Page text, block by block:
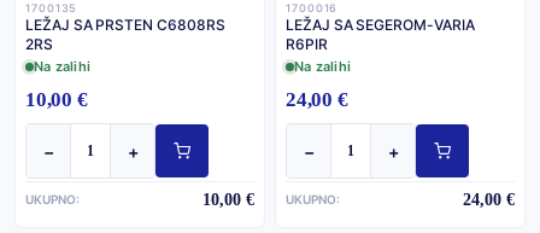
1700135
LEŽAJ SA PRSTEN C6808RS
2RS
Na zalihi
10,00 €
− +
UKUPNO: 10,00 €
1700016
LEŽAJ SA SEGEROM-VARIA
R6PIR
Na zalihi
24,00 €
− +
UKUPNO: 24,00 €